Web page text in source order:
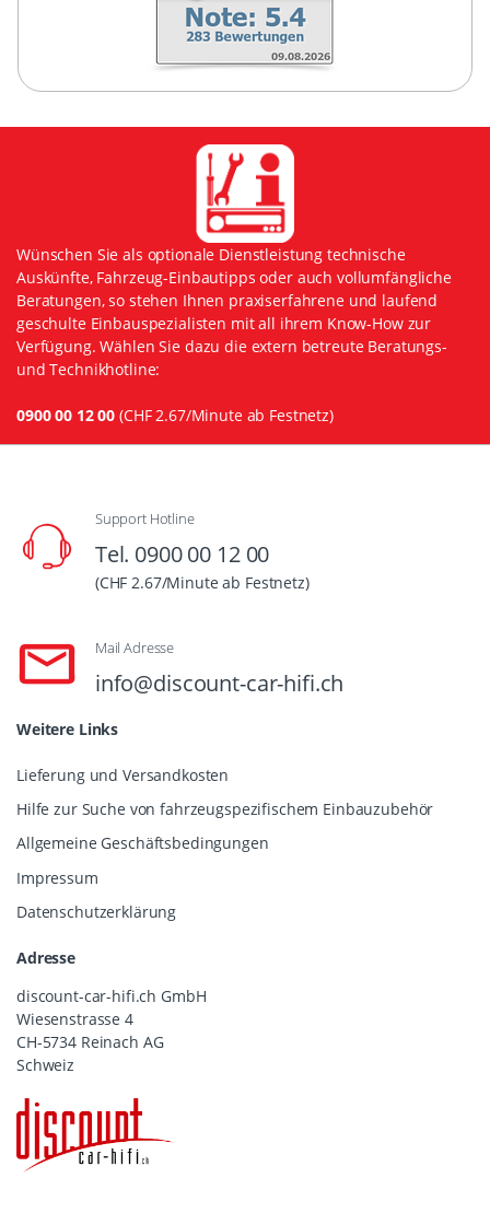
Wünschen Sie als optionale Dienstleistung technische
Auskünfte, Fahrzeug-Einbautipps oder auch vollumfängliche
Beratungen, so stehen Ihnen praxiserfahrene und laufend
geschulte Einbauspezialisten mit all ihrem Know-How zur
Verfügung. Wählen Sie dazu die extern betreute Beratungs-
und Technikhotline:
0900 00 12 00 (CHF 2.67/Minute ab Festnetz)
Support Hotline
Tel. 0900 00 12 00
(CHF 2.67/Minute ab Festnetz)
Mail Adresse
info@discount-car-hifi.ch
Weitere Links
Lieferung und Versandkosten
Hilfe zur Suche von fahrzeugspezifischem Einbauzubehör
Allgemeine Geschäftsbedingungen
Impressum
Datenschutzerklärung
Adresse
discount-car-hifi.ch GmbH
Wiesenstrasse 4
CH-5734 Reinach AG
Schweiz